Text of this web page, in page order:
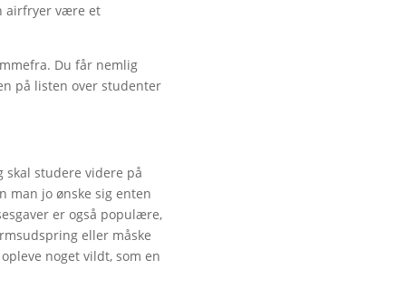
airfryer være et
Du får nemlig
på listen over studenter
skal studere videre på
man jo ønske sig enten
er også populære,
eller måske
noget vildt, som en